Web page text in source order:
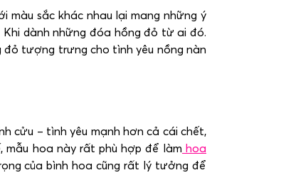
màu sắc khác nhau lại mang những ý
Khi dành những đóa hồng đỏ từ ai đó.
đỏ tượng trưng cho tình yêu nồng nàn
cửu – tình yêu mạnh hơn cả cái chết,
hoa này rất phù hợp để làm hoa
của bình hoa cũng rất lý tưởng để